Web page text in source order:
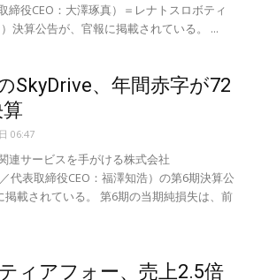
締役CEO：大澤琢真）＝レナトスロボティ
決算公告が、官報に掲載されている。 ...
SkyDrive、年間赤字が72
06:47
連サービスを手がける株式会社
代表取締役CEO：福澤知浩）の第6期決算公
載されている。 第6期の当期純損失は、前
ィアフォー、売上2.5倍